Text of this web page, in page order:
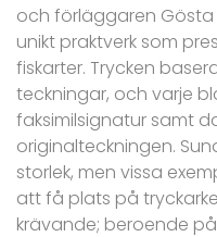
och förläggaren Gösta
unikt praktverk som
fiskarter. Trycken
teckningar, och varje
faksimilsignatur samt
originalteckningen.
storlek, men vissa
att få plats på
krävande; beroende